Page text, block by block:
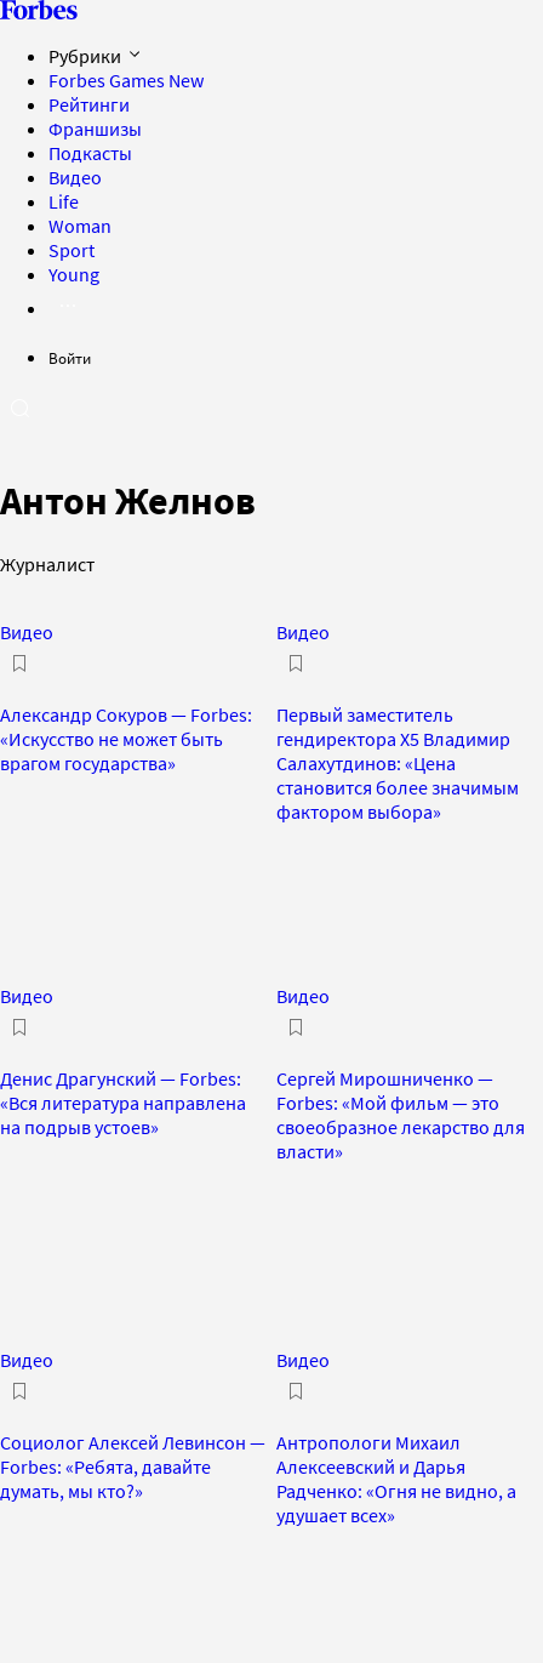
Рубрики
Forbes Games New
Рейтинги
Франшизы
Подкасты
Видео
Life
Woman
Sport
Young
Войти
Антон Желнов
Журналист
Видео
Александр Сокуров — Forbes:
«Искусство не может быть
врагом государства»
Видео
Первый заместитель
гендиректора Х5 Владимир
Салахутдинов: «Цена
становится более значимым
фактором выбора»
Видео
Денис Драгунский — Forbes:
«Вся литература направлена
на подрыв устоев»
Видео
Сергей Мирошниченко —
Forbes: «Мой фильм — это
своеобразное лекарство для
власти»
Видео
Социолог Алексей Левинсон —
Forbes: «Ребята, давайте
думать, мы кто?»
Видео
Антропологи Михаил
Алексеевский и Дарья
Радченко: «Огня не видно, а
удушает всех»